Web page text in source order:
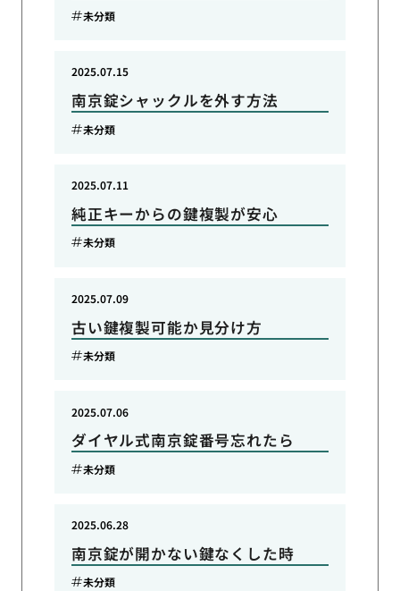
未分類
南京錠シャックルを外す方法
2025.07.15
未分類
純正キーからの鍵複製が安心
2025.07.11
未分類
古い鍵複製可能か見分け方
2025.07.09
未分類
ダイヤル式南京錠番号忘れたら
2025.07.06
未分類
南京錠が開かない鍵なくした時
2025.06.28
未分類